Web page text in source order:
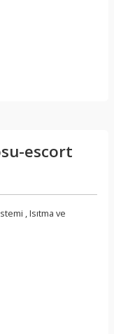
escort
,Isıtma ve